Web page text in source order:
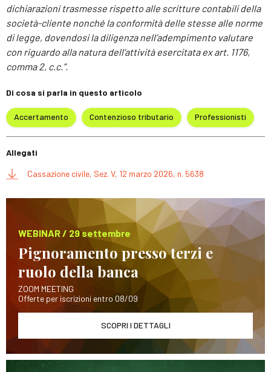
dichiarazioni trasmesse rispetto alle scritture contabili della
società-cliente nonché la conformità delle stesse alle norme
di legge, dovendosi la diligenza nell’adempimento valutare
con riguardo alla natura dell’attività esercitata ex art. 1176,
comma 2, c.c.”.
Di cosa si parla in questo articolo
Accertamento Contenzioso tributario Professionisti
Allegati
Cassazione civile, Sez. V, 12 marzo 2026, n. 5638
WEBINAR / 29 settembre
Pignoramento presso terzi e
ruolo della banca
ZOOM MEETING
Offerte per iscrizioni entro 08/09
SCOPRI I DETTAGLI